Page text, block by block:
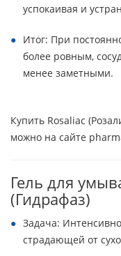
успокаивая и
Итог: При
более ровным,
менее заметными.
Купить Rosaliac
можно на сайте
Гель для
(Гидрафаз)
Задача:
страдающей от